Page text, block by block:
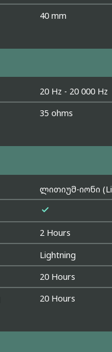
40 mm
20 Hz - 20 000 Hz
35 ohms
ლითიუმ-იონი

2 Hours
Lightning
20 Hours
20 Hours